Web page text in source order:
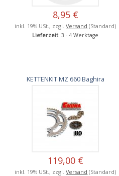
8,95 €
inkl. 19% USt., zzgl.Versand (Standard)
Lieferzeit: 3 - 4 Werktage
KETTENKIT MZ 660 Baghira
119,00 €
inkl. 19% USt., zzgl.Versand (Standard)